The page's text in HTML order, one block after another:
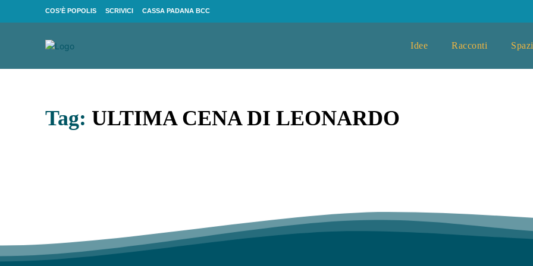
COS’È POPOLIS SCRIVICI CASSA PADANA BCC
Idee Racconti
Tag: ULTIMA CENA DI LEONARDO